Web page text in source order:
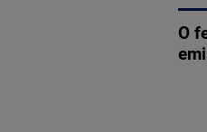
O